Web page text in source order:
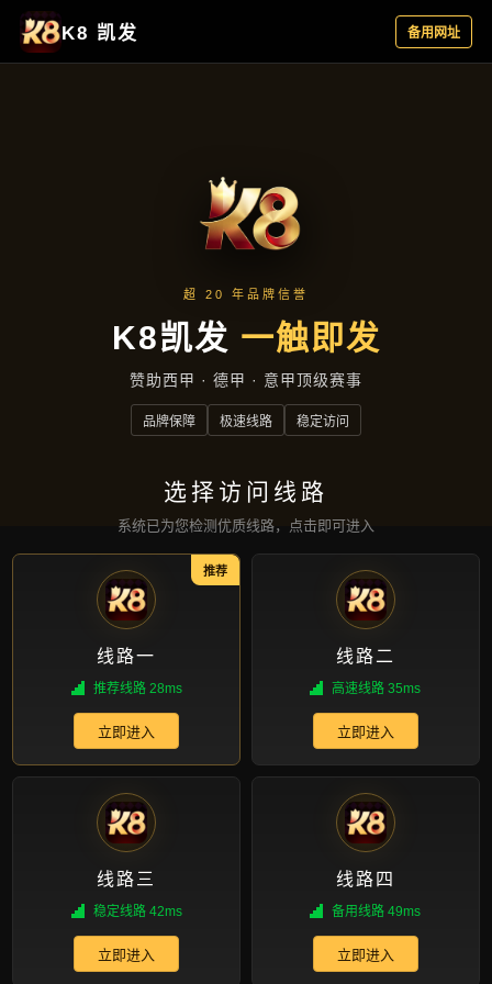
产品介绍
首页 产品介绍